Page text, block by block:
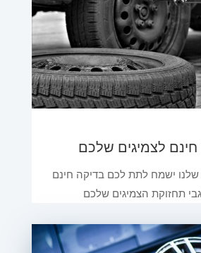
לצמיגים שלכם
שלנו ישמח לתת לכם בדיקה חינם
תחזוקת הצמיגים שלכם